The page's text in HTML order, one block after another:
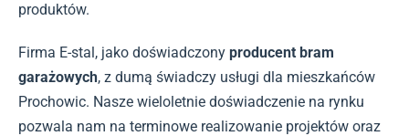
produktów.
Firma E-stal, jako doświadczony producent bram
garażowych, z dumą świadczy usługi dla mieszkańców
Prochowic. Nasze wieloletnie doświadczenie na rynku
pozwala nam na terminowe realizowanie projektów oraz